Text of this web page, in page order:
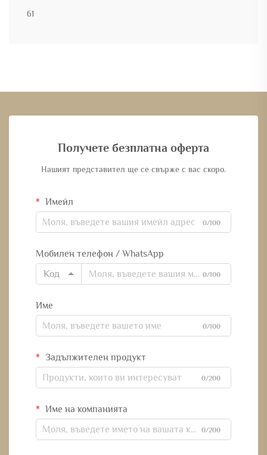
61
Получете безплатна оферта
Нашият представител ще се свърже с вас скоро.
Имейл
0/100
Мобилен телефон / WhatsApp
Код
0/100
Име
0/100
Задължителен продукт
0/200
Име на компанията
0/200